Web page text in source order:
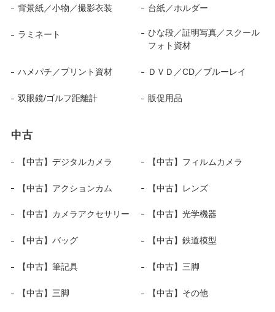
背景紙／小物／撮影衣装 台紙／ホルダー
ラミネート
ひな段／証明写真／スクール
フォト資材
ハメパチ／プリント資材 ＤＶＤ／CD／ブルーレイ
双眼鏡/ゴルフ距離計 販促用品
中古
【中古】デジタルカメラ 【中古】フィルムカメラ
【中古】アクションカム 【中古】レンズ
【中古】カメラアクセサリー 【中古】光学機器
【中古】バッグ 【中古】鉄道模型
【中古】筆記具 【中古】三脚
【中古】三脚 【中古】その他